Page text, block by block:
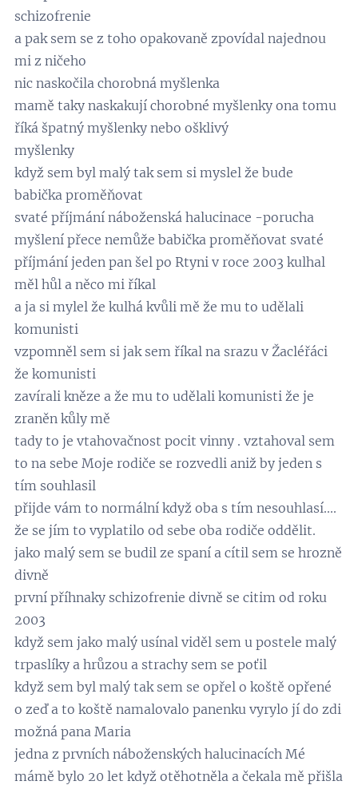
schizofrenie
a pak sem se z toho opakovaně zpovídal najednou
mi z ničeho
nic naskočila chorobná myšlenka
mamě taky naskakují chorobné myšlenky ona tomu
říká špatný myšlenky nebo ošklivý
myšlenky
když sem byl malý tak sem si myslel že bude
babička proměňovat
svaté příjmání náboženská halucinace -porucha
myšlení přece nemůže babička proměňovat svaté
příjmání jeden pan šel po Rtyni v roce 2003 kulhal
měl hůl a něco mi říkal
a ja si mylel že kulhá kvůli mě že mu to udělali
komunisti
vzpomněl sem si jak sem říkal na srazu v Žacléřáci
že komunisti
zavírali kněze a že mu to udělali komunisti že je
zraněn kůly mě
tady to je vtahovačnost pocit vinny . vztahoval sem
to na sebe Moje rodiče se rozvedli aniž by jeden s
tím souhlasil
přijde vám to normální když oba s tím nesouhlasí....
že se jím to vyplatilo od sebe oba rodiče oddělit.
jako malý sem se budil ze spaní a cítil sem se hrozně
divně
první příhnaky schizofrenie divně se citim od roku
2003
když sem jako malý usínal viděl sem u postele malý
trpaslíky a hrůzou a strachy sem se poťil
když sem byl malý tak sem se opřel o koště opřené
o zeď a to koště namalovalo panenku vyrylo jí do zdi
možná pana Maria
jedna z prvních náboženských halucinacích Mé
mámě bylo 20 let když otěhotněla a čekala mě přišla